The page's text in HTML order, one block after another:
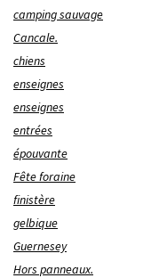
camping sauvage
Cancale.
chiens
enseignes
enseignes
entrées
épouvante
Fête foraine
finistère
gelbique
Guernesey
Hors panneaux.